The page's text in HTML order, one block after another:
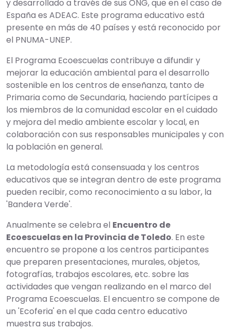
y desarrollado a través de sus ONG, que en el caso de
España es ADEAC. Este programa educativo está
presente en más de 40 países y está reconocido por
el PNUMA-UNEP.
El Programa Ecoescuelas contribuye a difundir y
mejorar la educación ambiental para el desarrollo
sostenible en los centros de enseñanza, tanto de
Primaria como de Secundaria, haciendo partícipes a
los miembros de la comunidad escolar en el cuidado
y mejora del medio ambiente escolar y local, en
colaboración con sus responsables municipales y con
la población en general.
La metodología está consensuada y los centros
educativos que se integran dentro de este programa
pueden recibir, como reconocimiento a su labor, la
'Bandera Verde'.
Anualmente se celebra el Encuentro de
Ecoescuelas en la Provincia de Toledo. En este
encuentro se propone a los centros participantes
que preparen presentaciones, murales, objetos,
fotografías, trabajos escolares, etc. sobre las
actividades que vengan realizando en el marco del
Programa Ecoescuelas. El encuentro se compone de
un 'Ecoferia' en el que cada centro educativo
muestra sus trabajos.